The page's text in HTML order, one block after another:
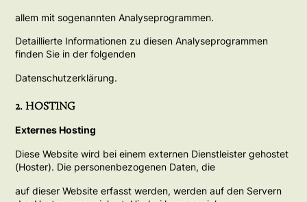
allem mit sogenannten Analyseprogrammen.
Detaillierte Informationen zu diesen Analyseprogrammen
finden Sie in der folgenden
Datenschutzerklärung.
2. HOSTING
Externes Hosting
Diese Website wird bei einem externen Dienstleister gehostet
(Hoster). Die personenbezogenen Daten, die
auf dieser Website erfasst werden, werden auf den Servern